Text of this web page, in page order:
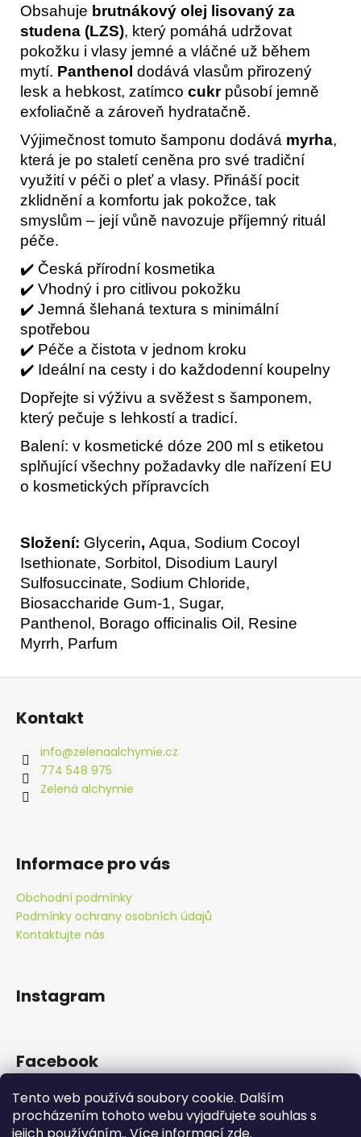
Tento web používá soubory cookie. Dalším
procházením tohoto webu vyjadřujete souhlas s
Obsahuje brutnákový olej lisovaný za
studena (LZS), který pomáhá udržovat
pokožku i vlasy jemné a vláčné už během
mytí. Panthenol dodává vlasům přirozený
lesk a hebkost, zatímco cukrpůsobí jemně
exfoliačně a zároveň hydratačně.
Výjimečnost tomuto šamponu dodává myrha,
která je po staletí ceněna pro své tradiční
využití v péči o pleť a vlasy. Přináší pocit
zklidnění a komfortu jak pokožce, tak
smyslům – její vůně navozuje příjemný rituál
péče.
✔️ Česká přírodní kosmetika
✔️ Vhodný i pro citlivou pokožku
✔️ Jemná šlehaná textura s minimální
spotřebou
✔️ Péče a čistota v jednom kroku
✔️ Ideální na cesty i do každodenní koupelny
Dopřejte si výživu a svěžest s šamponem,
který pečuje s lehkostí a tradicí.
Balení: v kosmetické dóze 200 ml s etiketou
splňující všechny požadavky dle nařízení EU
o kosmetických přípravcích
Složení: Glycerin, Aqua, Sodium Cocoyl
Isethionate, Sorbitol, Disodium Lauryl
Sulfosuccinate, Sodium Chloride,
Biosaccharide Gum-1, Sugar,
Panthenol, Borago officinalis Oil, Resine
Myrrh, Parfum
Z
Kontakt
info@zelenaalchymie.cz
774 548 975
Zelená alchymie
Informace pro vás
Obchodní podmínky
Podmínky ochrany osobních údajů
Kontaktujte nás
Instagram
Facebook